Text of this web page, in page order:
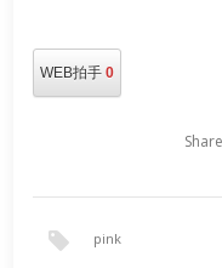
WEB拍手0
pink